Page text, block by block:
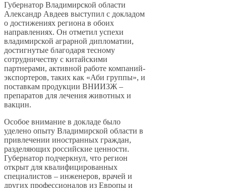
Губернатор Владимирской области
Александр Авдеев выступил с докладом
о достижениях региона в обоих
направлениях. Он отметил успехи
владимирской аграрной дипломатии,
достигнутые благодаря тесному
сотрудничеству с китайскими
партнерами, активной работе компаний-
экспортеров, таких как «Аби группы», и
поставкам продукции ВНИИЗЖ –
препаратов для лечения животных и
вакцин.
Особое внимание в докладе было
уделено опыту Владимирской области в
привлечении иностранных граждан,
разделяющих российские ценности.
Губернатор подчеркнул, что регион
открыт для квалифицированных
специалистов – инженеров, врачей и
других профессионалов из Европы и